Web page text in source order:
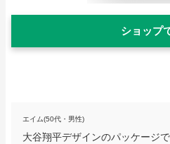
ショップ
エイム(50代・男性)
大谷翔平デザインのパッケージ